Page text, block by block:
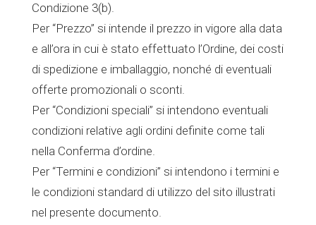
Condizione 3(b).
Per “Prezzo” si intende il prezzo in vigore alla data
e all’ora in cui è stato effettuato l’Ordine, dei costi
di spedizione e imballaggio, nonché di eventuali
offerte promozionali o sconti.
Per “Condizioni speciali” si intendono eventuali
condizioni relative agli ordini definite come tali
nella Conferma d’ordine.
Per “Termini e condizioni” si intendono i termini e
le condizioni standard di utilizzo del sito illustrati
nel presente documento.